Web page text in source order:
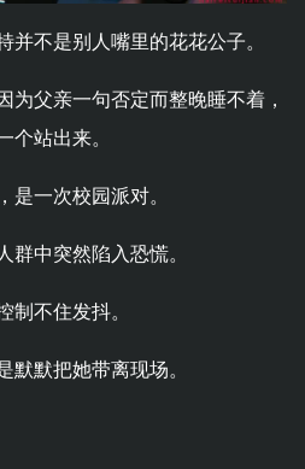
不是别人嘴里的花花公子。
为父亲一句否定而整晚睡不着，
个站出来。
是一次校园派对。
群中突然陷入恐慌。
制不住发抖。
默默把她带离现场。